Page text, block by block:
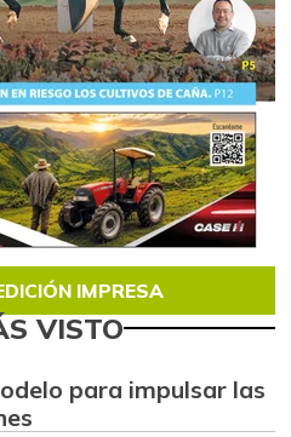
IMPRESA
VISTO
para impulsar las